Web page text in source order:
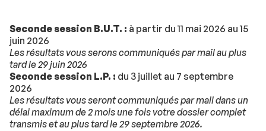
Seconde session B.U.T. : à partir du 11 mai 2026 au 15
juin 2026
Les résultats vous serons communiqués par mail au plus
tard le 29 juin 2026
Seconde session L.P. : du 3 juillet au 7 septembre
2026
Les résultats vous seront communiqués par mail dans un
délai maximum de 2 mois une fois votre dossier complet
transmis et au plus tard le 29 septembre 2026.